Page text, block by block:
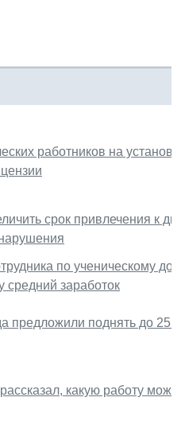
работников на
срок привлечения к
по ученическому
средний заработок
предложили поднять до 25
какую работу